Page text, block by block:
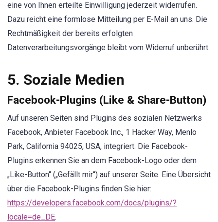
eine von Ihnen erteilte Einwilligung jederzeit widerrufen.
Dazu reicht eine formlose Mitteilung per E-Mail an uns. Die
Rechtmäßigkeit der bereits erfolgten
Datenverarbeitungsvorgänge bleibt vom Widerruf unberührt.
5. Soziale Medien
Facebook-Plugins (Like & Share-Button)
Auf unseren Seiten sind Plugins des sozialen Netzwerks
Facebook, Anbieter Facebook Inc., 1 Hacker Way, Menlo
Park, California 94025, USA, integriert. Die Facebook-
Plugins erkennen Sie an dem Facebook-Logo oder dem
„Like-Button“ („Gefällt mir“) auf unserer Seite. Eine Übersicht
über die Facebook-Plugins finden Sie hier:
https://developers.facebook.com/docs/plugins/?
locale=de_DE.